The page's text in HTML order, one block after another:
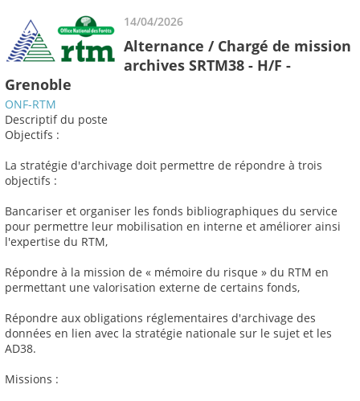
14/04/2026
Alternance / Chargé de mission
archives SRTM38 - H/F -
Grenoble
ONF-RTM
Descriptif du poste
Objectifs :
La stratégie d'archivage doit permettre de répondre à trois
objectifs :
Bancariser et organiser les fonds bibliographiques du service
pour permettre leur mobilisation en interne et améliorer ainsi
l'expertise du RTM,
Répondre à la mission de « mémoire du risque » du RTM en
permettant une valorisation externe de certains fonds,
Répondre aux obligations réglementaires d'archivage des
données en lien avec la stratégie nationale sur le sujet et les
AD38.
Missions :